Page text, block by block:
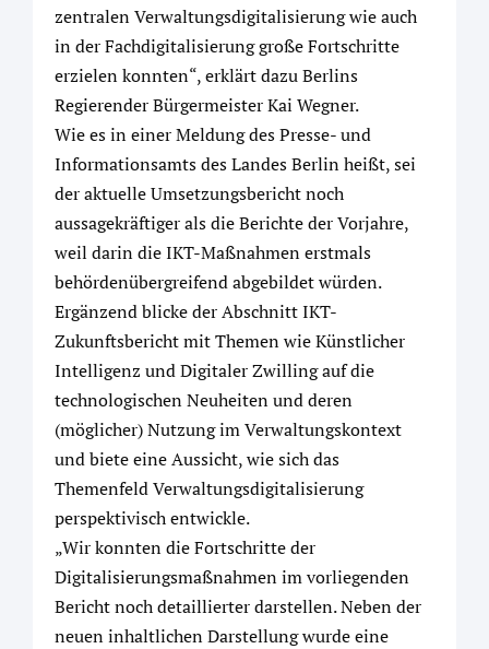
zentralen Verwaltungsdigitalisierung wie auch
in der Fachdigitalisierung große Fortschritte
erzielen konnten“, erklärt dazu Berlins
Regierender Bürgermeister Kai Wegner.
Wie es in einer Meldung des Presse- und
Informationsamts des Landes Berlin heißt, sei
der aktuelle Umsetzungsbericht noch
aussagekräftiger als die Berichte der Vorjahre,
weil darin die IKT-Maßnahmen erstmals
behördenübergreifend abgebildet würden.
Ergänzend blicke der Abschnitt IKT-
Zukunftsbericht mit Themen wie Künstlicher
Intelligenz und Digitaler Zwilling auf die
technologischen Neuheiten und deren
(möglicher) Nutzung im Verwaltungskontext
und biete eine Aussicht, wie sich das
Themenfeld Verwaltungsdigitalisierung
perspektivisch entwickle.
„Wir konnten die Fortschritte der
Digitalisierungsmaßnahmen im vorliegenden
Bericht noch detaillierter darstellen. Neben der
neuen inhaltlichen Darstellung wurde eine